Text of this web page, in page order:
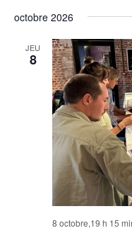
octobre 2026
JEU
8
8 octobre,19 h 15